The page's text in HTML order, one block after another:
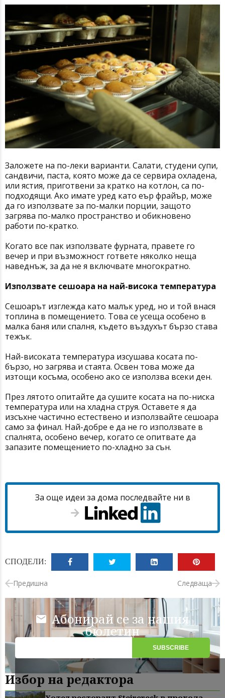
Заложете на по-леки варианти. Салати, студени супи,
сандвичи, паста, която може да се сервира охладена,
или ястия, приготвени за кратко на котлон, са по-
подходящи. Ако имате уред като еър фрайър, може
да го използвате за по-малки порции, защото
загрява по-малко пространство и обикновено
работи по-кратко.
Когато все пак използвате фурната, правете го
вечер и при възможност гответе няколко неща
наведнъж, за да не я включвате многократно.
Използвате сешоара на най-висока температура
Сешоарът изглежда като малък уред, но и той внася
топлина в помещението. Това се усеща особено в
малка баня или спалня, където въздухът бързо става
тежък.
Най-високата температура изсушава косата по-
бързо, но загрява и стаята. Освен това може да
изтощи косъма, особено ако се използва всеки ден.
През лятото опитайте да сушите косата на по-ниска
температура или на хладна струя. Оставете я да
изсъхне частично естествено и използвайте сешоара
само за финал. Най-добре е да не го използвате в
спалнята, особено вечер, когато се опитвате да
запазите помещението по-хладно за сън.
За още идеи за дома последвайте ни в
СПОДЕЛИ:
Предишна Следваща
Абонирай се за нашия
бюлетин
Избор на редактора